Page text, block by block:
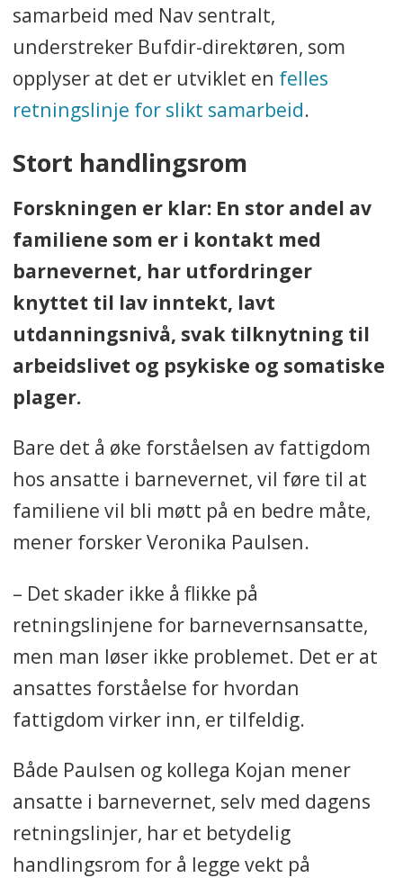
samarbeid med Nav sentralt,
understreker Bufdir-direktøren, som
opplyser at det er utviklet en felles
retningslinje for slikt samarbeid.
Stort handlingsrom
Forskningen er klar: En stor andel av
familiene som er i kontakt med
barnevernet, har utfordringer
knyttet til lav inntekt, lavt
utdanningsnivå, svak tilknytning til
arbeidslivet og psykiske og somatiske
plager.
Bare det å øke forståelsen av fattigdom
hos ansatte i barnevernet, vil føre til at
familiene vil bli møtt på en bedre måte,
mener forsker Veronika Paulsen.
– Det skader ikke å flikke på
retningslinjene for barnevernsansatte,
men man løser ikke problemet. Det er at
ansattes forståelse for hvordan
fattigdom virker inn, er tilfeldig.
Både Paulsen og kollega Kojan mener
ansatte i barnevernet, selv med dagens
retningslinjer, har et betydelig
handlingsrom for å legge vekt på